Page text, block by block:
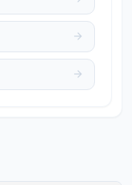
arrow_forward
arrow_forward